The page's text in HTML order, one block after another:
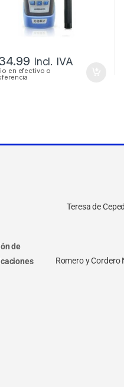
Incl. IVA
en efectivo o
de
Teresa de
Romero y Cordero